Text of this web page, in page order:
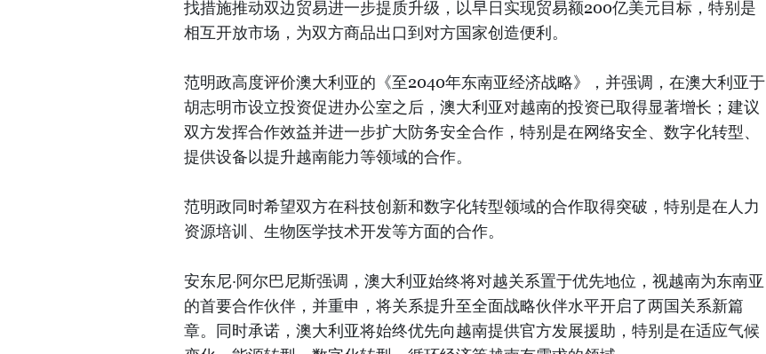
找措施推动双边贸易进一步提质升级，以早日实现贸易额200亿美元目标，特别是
相互开放市场，为双方商品出口到对方国家创造便利。
范明政高度评价澳大利亚的《至2040年东南亚经济战略》，并强调，在澳大利亚于
胡志明市设立投资促进办公室之后，澳大利亚对越南的投资已取得显著增长；建议
双方发挥合作效益并进一步扩大防务安全合作，特别是在网络安全、数字化转型、
提供设备以提升越南能力等领域的合作。
范明政同时希望双方在科技创新和数字化转型领域的合作取得突破，特别是在人力
资源培训、生物医学技术开发等方面的合作。
安东尼·阿尔巴尼斯强调，澳大利亚始终将对越关系置于优先地位，视越南为东南亚
的首要合作伙伴，并重申，将关系提升至全面战略伙伴水平开启了两国关系新篇
章。同时承诺，澳大利亚将始终优先向越南提供官方发展援助，特别是在适应气候